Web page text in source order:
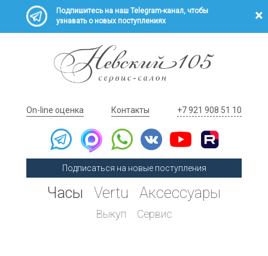
Подпишитесь на наш Telegram-канал, чтобы
узнавать о новых поступлениях
On-line оценка Контакты +7 921 908 51 10
Подписаться на новые поступления
Часы Vertu Аксессуары
Выкуп Сервис